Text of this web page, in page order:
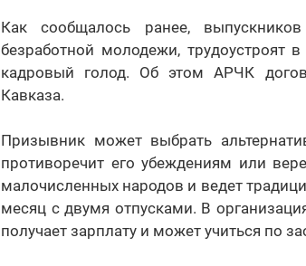
Как сообщалось ранее,
безработной молодежи, трудоустроят
кадровый голод. Об этом АРЧК
Кавказа.
Призывник может выбрать
противоречит его убеждениям или
малочисленных народов и ведет
месяц с двумя отпусками. В
получает зарплату и может учиться по